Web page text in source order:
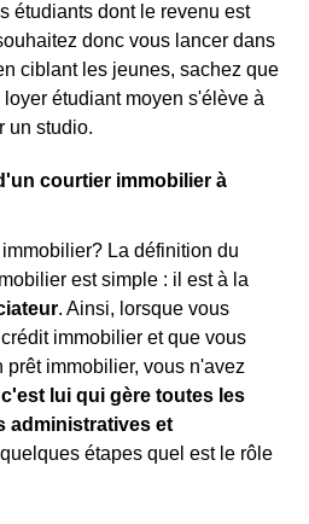
étudiants dont le revenu est
donc vous lancer dans
ciblant les jeunes, sachez que
étudiant moyen s'élève à
un studio.
courtier immobilier à
La définition du
est simple : il est à la
. Ainsi, lorsque vous
immobilier et que vous
prêt immobilier, vous n'avez
c'est lui qui gère toutes les
administratives et
étapes quel est le rôle